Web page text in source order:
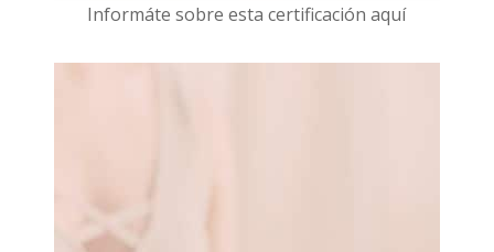
Informáte sobre esta certificación aquí